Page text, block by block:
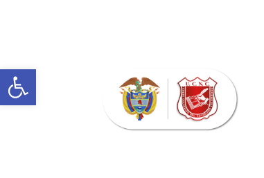
Abrir barra de herramientas